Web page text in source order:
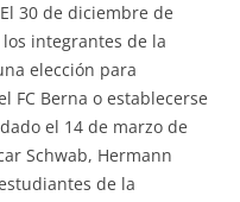
30 de diciembre de
los integrantes de la
elección para
FC Berna o establecerse
el 14 de marzo de
Schwab, Hermann
de la